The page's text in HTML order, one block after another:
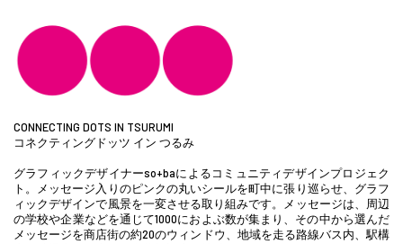
CONNECTING DOTS IN TSURUMI
コネクティングドッツ イン つるみ
グラフィックデザイナーso+baによるコミュニティデザインプロジェク
ト。メッセージ入りのピンクの丸いシールを町中に張り巡らせ、グラフ
ィックデザインで風景を一変させる取り組みです。メッセージは、周辺
の学校や企業などを通じて1000におよぶ数が集まり、その中から選んだ
メッセージを商店街の約20のウィンドウ、地域を走る路線バス内、駅構